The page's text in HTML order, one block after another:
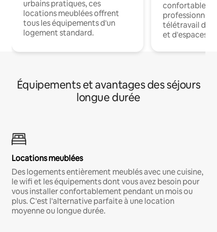
urbains pratiques, ces
locations meublées offrent
tous les équipements d'un
logement standard.
confortables
professionnels
télétravail
et d'espaces
Équipements et avantages des séjours
longue durée
Locations meublées
Des logements entièrement meublés avec une cuisine,
le wifi et les équipements dont vous avez besoin pour
vous installer confortablement pendant un mois ou
plus. C'est l'alternative parfaite à une location
moyenne ou longue durée.